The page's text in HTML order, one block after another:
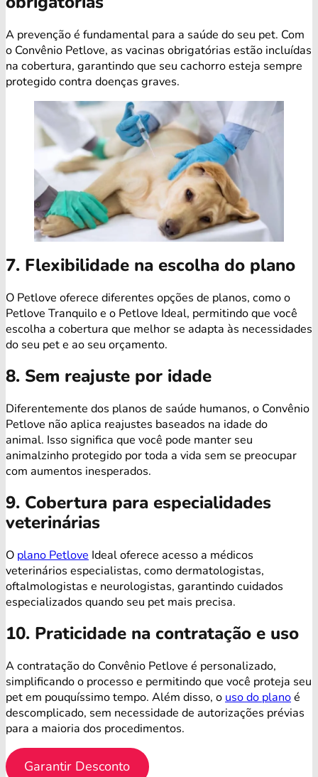
A prevenção é fundamental para a saúde do seu pet. Com
o Convênio Petlove, as vacinas obrigatórias estão incluídas
na cobertura, garantindo que seu cachorro esteja sempre
protegido contra doenças graves.
7. Flexibilidade na escolha do plano
O Petlove oferece diferentes opções de planos, como o
Petlove Tranquilo e o Petlove Ideal, permitindo que você
escolha a cobertura que melhor se adapta às necessidades
do seu pet e ao seu orçamento.
8. Sem reajuste por idade
Diferentemente dos planos de saúde humanos, o Convênio
Petlove não aplica reajustes baseados na idade do
animal. Isso significa que você pode manter seu
animalzinho protegido por toda a vida sem se preocupar
com aumentos inesperados.
9. Cobertura para especialidades
veterinárias
O plano Petlove Ideal oferece acesso a médicos
veterinários especialistas, como dermatologistas,
oftalmologistas e neurologistas, garantindo cuidados
especializados quando seu pet mais precisa.
10. Praticidade na contratação e uso
A contratação do Convênio Petlove é personalizado,
simplificando o processo e permitindo que você proteja seu
pet em pouquíssimo tempo. Além disso, o uso do planoé
descomplicado, sem necessidade de autorizações prévias
para a maioria dos procedimentos.
Garantir Desconto